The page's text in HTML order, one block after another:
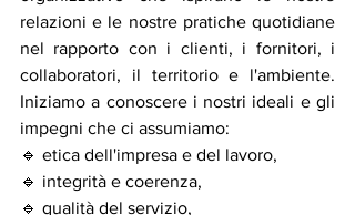
relazioni e le nostre pratiche quotidiane
nel rapporto con i clienti, i fornitori, i
collaboratori, il territorio e l'ambiente.
Iniziamo a conoscere i nostri ideali e gli
impegni che ci assumiamo:
🔹 etica dell'impresa e del lavoro,
🔹 integrità e coerenza,
🔹 qualità del servizio,